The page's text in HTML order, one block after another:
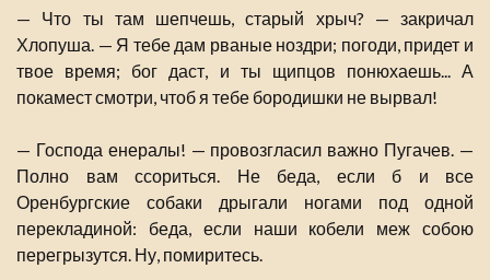
— Что ты там шепчешь, старый хрыч? — закричал
Хлопуша. — Я тебе дам рваные ноздри; погоди, придет и
твое время; бог даст, и ты щипцов понюхаешь... А
покамест смотри, чтоб я тебе бородишки не вырвал!
— Господа енералы! — провозгласил важно Пугачев. —
Полно вам ссориться. Не беда, если б и все
Оренбургские собаки дрыгали ногами под одной
перекладиной: беда, если наши кобели меж собою
перегрызутся. Ну, помиритесь.